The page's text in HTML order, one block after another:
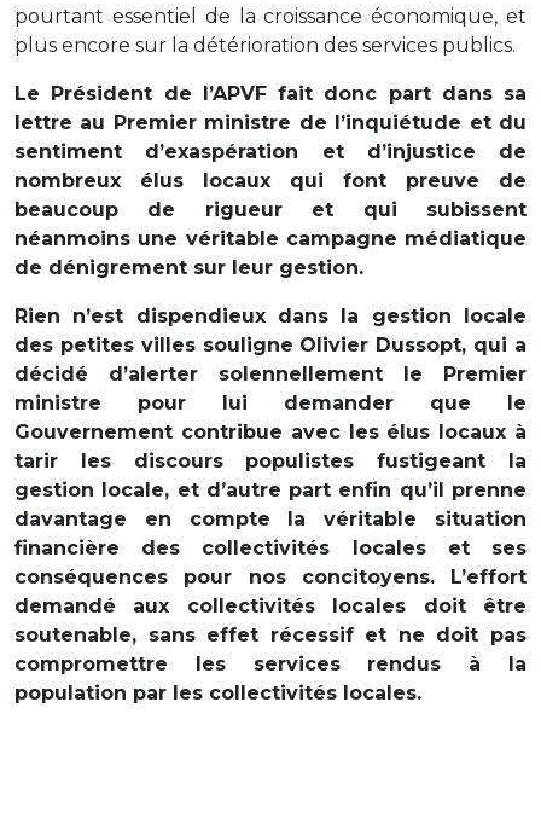
pourtant essentiel de la croissance économique, et
plus encore sur la détérioration des services publics.
Le Président de l’APVF fait donc part dans sa
lettre au Premier ministre de l’inquiétude et du
sentiment d’exaspération et d’injustice de
nombreux élus locaux qui font preuve de
beaucoup de rigueur et qui subissent
néanmoins une véritable campagne médiatique
de dénigrement sur leur gestion.
Rien n’est dispendieux dans la gestion locale
des petites villes souligne Olivier Dussopt, qui a
décidé d’alerter solennellement le Premier
ministre pour lui demander que le
Gouvernement contribue avec les élus locaux à
tarir les discours populistes fustigeant la
gestion locale, et d’autre part enfin qu’il prenne
davantage en compte la véritable situation
financière des collectivités locales et ses
conséquences pour nos concitoyens. L’effort
demandé aux collectivités locales doit être
soutenable, sans effet récessif et ne doit pas
compromettre les services rendus à la
population par les collectivités locales.